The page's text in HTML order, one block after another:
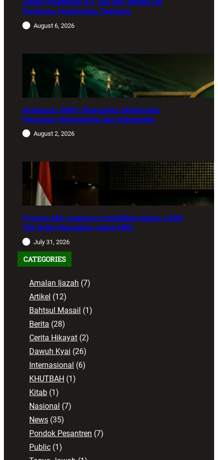
Perebutan Pengelolaan Tambang
August 6, 2026
Muktamar PBNU Diharapkan Melahirkan
Pemimpin Berintegritas dan Independen
August 2, 2026
Putusan MK: Anggaran Pendidikan dalam APBN
Tak Boleh Digunakan untuk MBG
July 31, 2026
CATEGORIES
Amalan Ijazah (7)
Artikel (12)
Bahtsul Masail (1)
Berita (28)
Cerita Hikayat (2)
Dawuh Kyai (26)
Internasional (6)
KHUTBAH (1)
Kitab (1)
Nasional (7)
News (35)
Pondok Pesantren (7)
Public (1)